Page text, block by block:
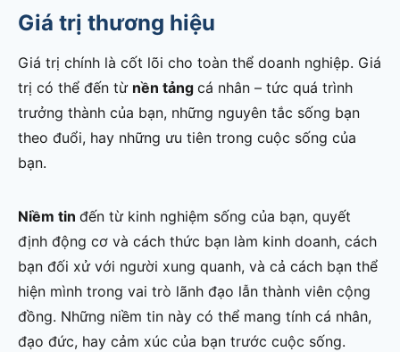
Giá trị thương hiệu
Giá trị chính là cốt lõi cho toàn thể doanh nghiệp. Giá
trị có thể đến từ nền tảng cá nhân – tức quá trình
trưởng thành của bạn, những nguyên tắc sống bạn
theo đuổi, hay những ưu tiên trong cuộc sống của
bạn.
Niềm tin đến từ kinh nghiệm sống của bạn, quyết
định động cơ và cách thức bạn làm kinh doanh, cách
bạn đối xử với người xung quanh, và cả cách bạn thể
hiện mình trong vai trò lãnh đạo lẫn thành viên cộng
đồng. Những niềm tin này có thể mang tính cá nhân,
đạo đức, hay cảm xúc của bạn trước cuộc sống.